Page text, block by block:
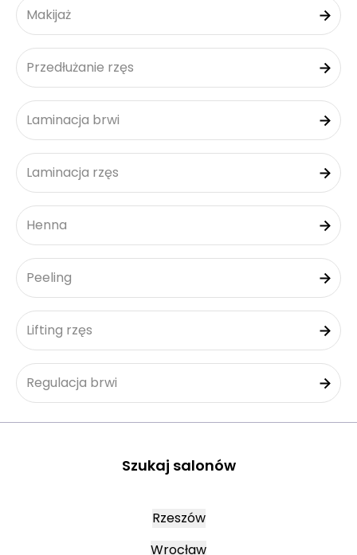
Makijaż
Przedłużanie rzęs
Laminacja brwi
Laminacja rzęs
Henna
Peeling
Lifting rzęs
Regulacja brwi
Szukaj salonów
Rzeszów
Wrocław